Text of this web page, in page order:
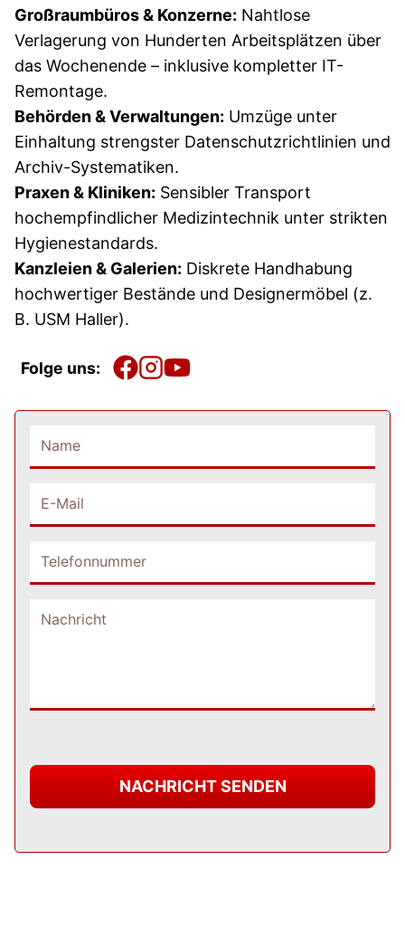
Großraumbüros & Konzerne: Nahtlose
Verlagerung von Hunderten Arbeitsplätzen über
das Wochenende – inklusive kompletter IT-
Remontage.
Behörden & Verwaltungen: Umzüge unter
Einhaltung strengster Datenschutzrichtlinien und
Archiv-Systematiken.
Praxen & Kliniken: Sensibler Transport
hochempfindlicher Medizintechnik unter strikten
Hygienestandards.
Kanzleien & Galerien: Diskrete Handhabung
hochwertiger Bestände und Designermöbel (z.
B. USM Haller).
Folge uns:
NACHRICHT SENDEN